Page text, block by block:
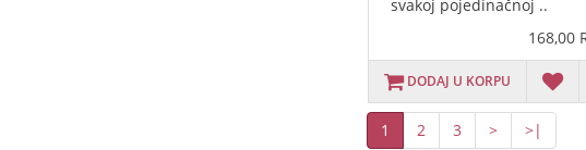
svakoj pojedinačnoj ..
168,00
DODAJ U KORPU
1 2 3 > >|